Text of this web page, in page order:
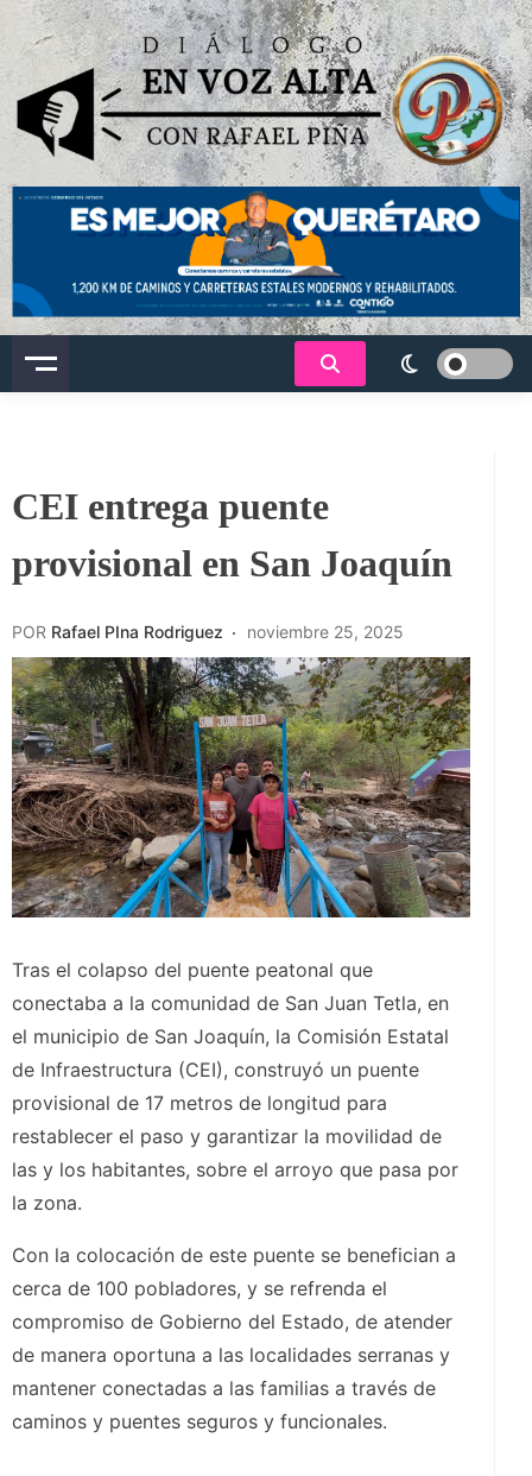
Saltar
al
contenido
Dialogo en voz alta
CEI entrega puente
provisional en San Joaquín
POR Rafael PIna Rodriguez noviembre 25, 2025
Tras el colapso del puente peatonal que
conectaba a la comunidad de San Juan Tetla, en
el municipio de San Joaquín, la Comisión Estatal
de Infraestructura (CEI), construyó un puente
provisional de 17 metros de longitud para
restablecer el paso y garantizar la movilidad de
las y los habitantes, sobre el arroyo que pasa por
la zona.
Con la colocación de este puente se benefician a
cerca de 100 pobladores, y se refrenda el
compromiso de Gobierno del Estado, de atender
de manera oportuna a las localidades serranas y
mantener conectadas a las familias a través de
caminos y puentes seguros y funcionales.